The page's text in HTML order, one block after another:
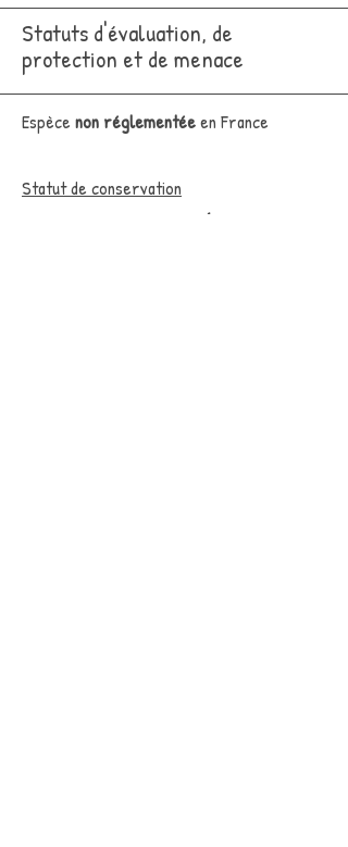
Statuts d'évaluation, de
protection et de menace
Espèce non réglementéeen France
Statut de conservation
LC (Préoccupation